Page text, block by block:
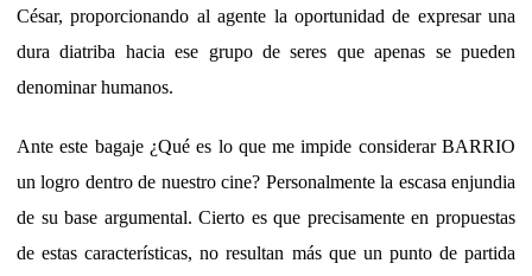
César, proporcionando al agente la oportunidad de expresar una
dura diatriba hacia ese grupo de seres que apenas se pueden
denominar humanos.
Ante este bagaje ¿Qué es lo que me impide considerar BARRIO
un logro dentro de nuestro cine? Personalmente la escasa enjundia
de su base argumental. Cierto es que precisamente en propuestas
de estas características, no resultan más que un punto de partida